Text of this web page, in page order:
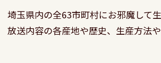
埼玉県内の全63市町村にお邪魔して
放送内容の各産地や歴史、生産方法